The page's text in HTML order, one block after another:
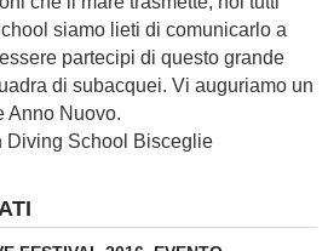
siamo lieti di comunicarlo a
partecipi di questo grande
di subacquei. Vi auguriamo un
Anno Nuovo.
Diving School Bisceglie